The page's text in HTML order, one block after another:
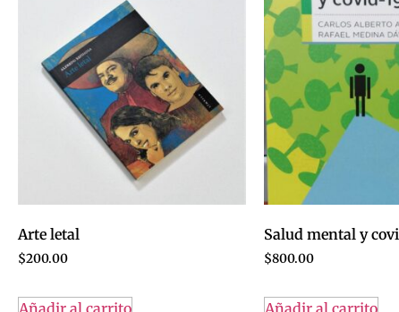
Arte letal
$200.00
Salud mental y
$800.00